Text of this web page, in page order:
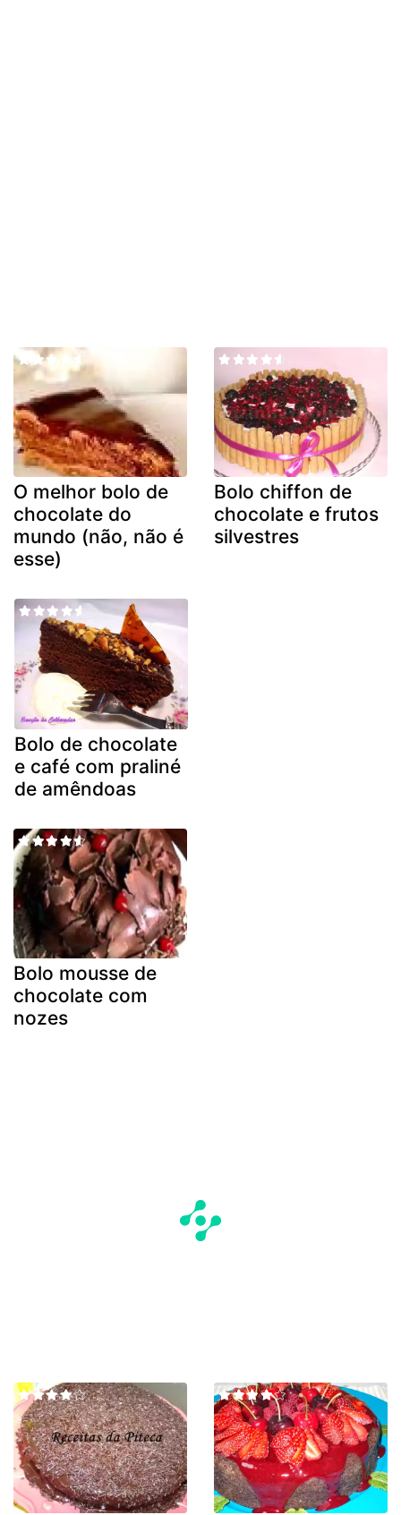
O melhor bolo de
chocolate do
mundo (não, não é
esse)
Bolo chiffon de
chocolate e frutos
silvestres
Bolo de chocolate
e café com praliné
de amêndoas
Bolo mousse de
chocolate com
nozes